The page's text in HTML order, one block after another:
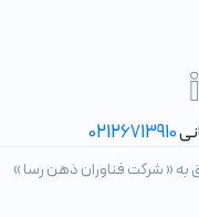
02126713910
« شرکت فناوران ذهن رسا »